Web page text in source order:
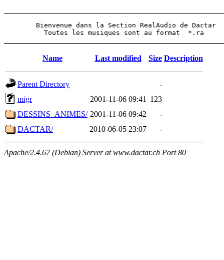
        Bienvenue dans la Section RealAudio de Dactar
          Toutes les musiques sont au format  *.ra
Name Last modified Size Description
Parent Directory
-
migr
2001-11-06 09:41
123
DESSINS_ANIMES/ 2001-11-06 09:42
-
DACTAR/
2010-06-05 23:07 -
Apache/2.4.67 (Debian) Server at www.dactar.ch Port 80